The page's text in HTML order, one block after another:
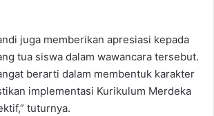
juga memberikan apresiasi kepada
tua siswa dalam wawancara tersebut.
berarti dalam membentuk karakter
implementasi Kurikulum Merdeka
tuturnya.